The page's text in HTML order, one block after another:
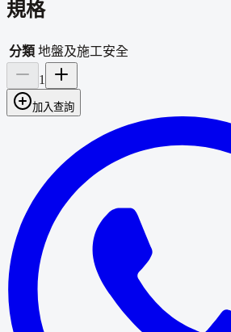
規格
分類 地盤及施工安全
1
加入查詢